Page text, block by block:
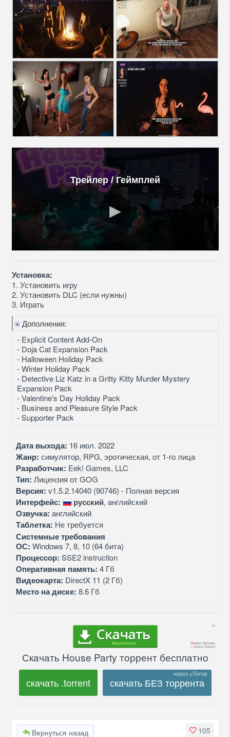
Трейлер / Геймплей
Установка:
1. Установить игру
2. Установить DLC (если нужны)
3. Играть
Дополнения:
- Explicit Content Add-On
- Doja Cat Expansion Pack
- Halloween Holiday Pack
- Winter Holiday Pack
- Detective Liz Katz in a Gritty Kitty Murder Mystery
Expansion Pack
- Valentine's Day Holiday Pack
- Business and Pleasure Style Pack
- Supporter Pack
Дата выхода: 16 июл. 2022
Жанр: симулятор, RPG, эротическая, от 1-го лица
Разработчик: Eek! Games, LLC
Тип: Лицензия от GOG
Версия: v1.5.2.14040 (90746) - Полная версия
Интерфейс: русский, английский
Озвучка: английский
Таблетка: Не требуется
Системные требования
ОС: Windows 7, 8, 10 (64 бита)
Процессор: SSE2 instruction
Оперативная память: 4 Гб
Видеокарта: DirectX 11 (2 Гб)
Место на диске: 8.6 Гб
Скачать House Party торрент бесплатно
скачать .torrent скачать БЕЗ торрента
105
Вернуться назад